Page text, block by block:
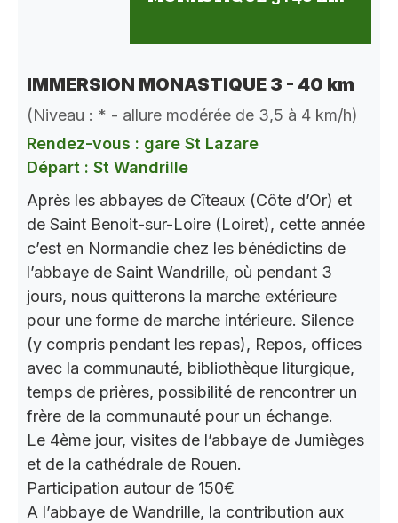
IMMERSION MONASTIQUE 3 - 40 km
(Niveau : * - allure modérée de 3,5 à 4 km/h)
Rendez-vous : gare St Lazare
Départ : St Wandrille
Après les abbayes de Cîteaux (Côte d’Or) et
de Saint Benoit-sur-Loire (Loiret), cette année
c’est en Normandie chez les bénédictins de
l’abbaye de Saint Wandrille, où pendant 3
jours, nous quitterons la marche extérieure
pour une forme de marche intérieure. Silence
(y compris pendant les repas), Repos, offices
avec la communauté, bibliothèque liturgique,
temps de prières, possibilité de rencontrer un
frère de la communauté pour un échange.
Le 4ème jour, visites de l’abbaye de Jumièges
et de la cathédrale de Rouen.
Participation autour de 150€
A l’abbaye de Wandrille, la contribution aux